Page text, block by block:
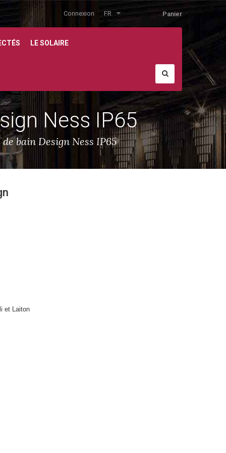
Panier
FR
Connexion
LE SOLAIRE
Ness IP65
bain Design Ness IP65
et Laiton